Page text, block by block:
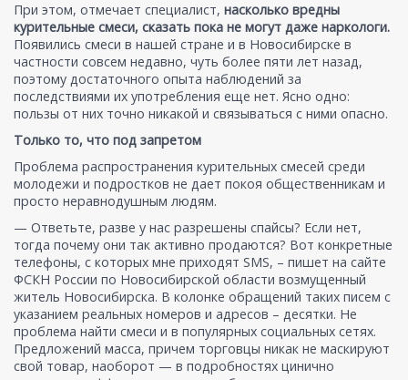
При этом, отмечает специалист, насколько вредны
курительные смеси, сказать пока не могут даже наркологи.
Появились смеси в нашей стране и в Новосибирске в
частности совсем недавно, чуть более пяти лет назад,
поэтому достаточного опыта наблюдений за
последствиями их употребления еще нет. Ясно одно:
пользы от них точно никакой и связываться с ними опасно.
Только то, что под запретом
Проблема распространения курительных смесей среди
молодежи и подростков не дает покоя общественникам и
просто неравнодушным людям.
— Ответьте, разве у нас разрешены спайсы? Если нет,
тогда почему они так активно продаются? Вот конкретные
телефоны, с которых мне приходят SMS, – пишет на сайте
ФСКН России по Новосибирской области возмущенный
житель Новосибирска. В колонке обращений таких писем с
указанием реальных номеров и адресов – десятки. Не
проблема найти смеси и в популярных социальных сетях.
Предложений масса, причем торговцы никак не маскируют
свой товар, наоборот — в подробностях цинично